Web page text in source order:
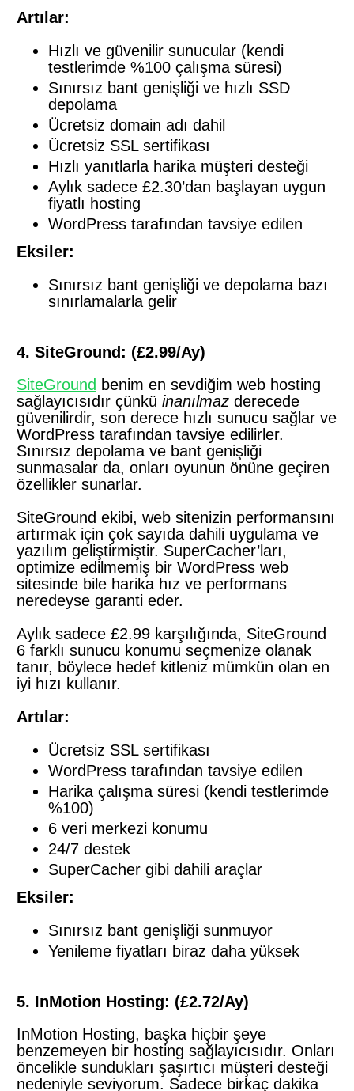
Artılar:
Hızlı ve güvenilir sunucular (kendi
testlerimde %100 çalışma süresi)
Sınırsız bant genişliği ve hızlı SSD
depolama
Ücretsiz domain adı dahil
Ücretsiz SSL sertifikası
Hızlı yanıtlarla harika müşteri desteği
Aylık sadece £2.30’dan başlayan uygun
fiyatlı hosting
WordPress tarafından tavsiye edilen
Eksiler:
Sınırsız bant genişliği ve depolama bazı
sınırlamalarla gelir
4. SiteGround: (£2.99/Ay)
SiteGround benim en sevdiğim web hosting
sağlayıcısıdır çünkü inanılmaz derecede
güvenilirdir, son derece hızlı sunucu sağlar ve
WordPress tarafından tavsiye edilirler.
Sınırsız depolama ve bant genişliği
sunmasalar da, onları oyunun önüne geçiren
özellikler sunarlar.
SiteGround ekibi, web sitenizin performansını
artırmak için çok sayıda dahili uygulama ve
yazılım geliştirmiştir. SuperCacher’ları,
optimize edilmemiş bir WordPress web
sitesinde bile harika hız ve performans
neredeyse garanti eder.
Aylık sadece £2.99 karşılığında, SiteGround
6 farklı sunucu konumu seçmenize olanak
tanır, böylece hedef kitleniz mümkün olan en
iyi hızı kullanır.
Artılar:
Ücretsiz SSL sertifikası
WordPress tarafından tavsiye edilen
Harika çalışma süresi (kendi testlerimde
%100)
6 veri merkezi konumu
24/7 destek
SuperCacher gibi dahili araçlar
Eksiler:
Sınırsız bant genişliği sunmuyor
Yenileme fiyatları biraz daha yüksek
5. InMotion Hosting: (£2.72/Ay)
InMotion Hosting, başka hiçbir şeye
benzemeyen bir hosting sağlayıcısıdır. Onları
öncelikle sundukları şaşırtıcı müşteri desteği
nedeniyle seviyorum. Sadece birkaç dakika